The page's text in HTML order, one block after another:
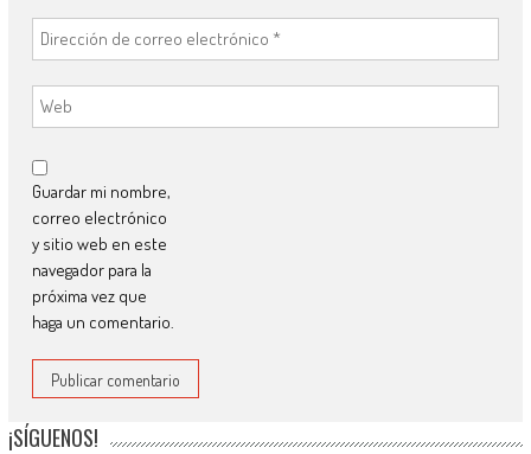
Guardar mi nombre,
correo electrónico
y sitio web en este
navegador para la
próxima vez que
haga un comentario.
¡SÍGUENOS!